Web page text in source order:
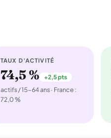
TAUX D'ACTIVITÉ
74,5 % +2,5 pts
actifs / 15-64 ans · France :
72,0 %